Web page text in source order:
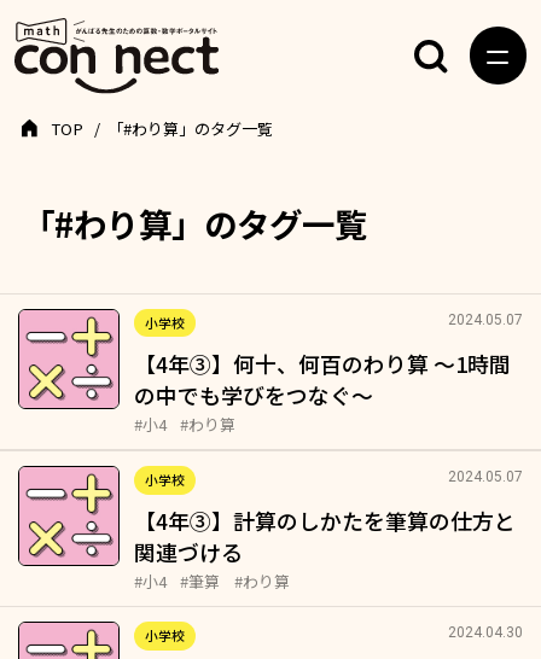
「#わり算」のタグ一覧
TOP 「#わり算」のタグ一覧
小学校 2024.05.07
【4年③】何十、何百のわり算 〜1時間
の中でも学びをつなぐ〜
#小4 #わり算
小学校 2024.05.07
【4年③】計算のしかたを筆算の仕方と
関連づける
#小4 #筆算 #わり算
小学校 2024.04.30